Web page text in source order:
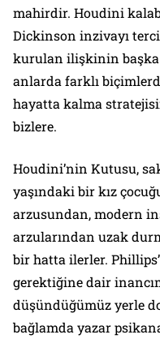
mahirdir. Houdini
Dickinson inzivayı
kurulan ilişkinin
anlarda farklı
hayatta kalma
bizlere.
Houdini’nin Kutusu,
yaşındaki bir kız
arzusundan, modern
arzularından uzak
bir hatta ilerler.
gerektiğine dair
düşündüğümüz yerle
bağlamda yazar